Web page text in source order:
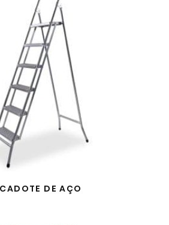
DE AÇO